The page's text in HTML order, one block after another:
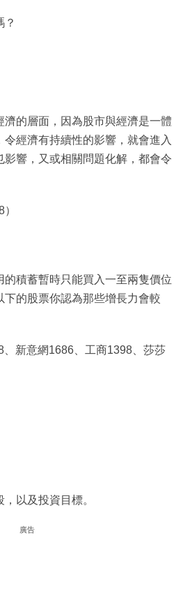
？
濟的層面，因為股市與經濟是一體
經濟有持續性的影響，就會進入
影響，又或相關問題化解，都會令
積蓄暫時只能買入一至兩隻價位
的股票你認為那些增長力會較
新意網1686、工商1398、莎莎
以及投資目標。
廣告